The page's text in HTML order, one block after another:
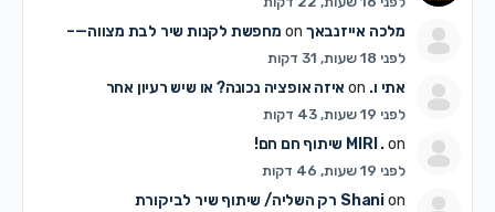
מלכה אייזנבאךon מחפשת לקנות שיר לבת מצווה—–
לפני 18 שעות, 31 דקות
אתי ו.on איזה אופציה נכונה? או שיש רעיון אחר
לפני 19 שעות, 43 דקות
MIRI .on שיתוף חם חם!
לפני 19 שעות, 46 דקות
Shanion רק השליה/ שיתוף שיר לביקורת